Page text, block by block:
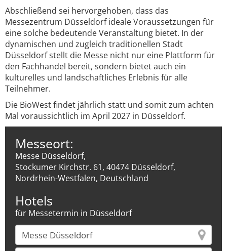
Abschließend sei hervorgehoben, dass das
Messezentrum Düsseldorf ideale Voraussetzungen für
eine solche bedeutende Veranstaltung bietet. In der
dynamischen und zugleich traditionellen Stadt
Düsseldorf stellt die Messe nicht nur eine Plattform für
den Fachhandel bereit, sondern bietet auch ein
kulturelles und landschaftliches Erlebnis für alle
Teilnehmer.
Die BioWest findet jährlich statt und somit zum achten
Mal voraussichtlich im April 2027 in Düsseldorf.
Messeort:
Messe Düsseldorf,
Stockumer Kirchstr. 61, 40474 Düsseldorf,
Nordrhein-Westfalen, Deutschland
Hotels
für Messetermin in Düsseldorf